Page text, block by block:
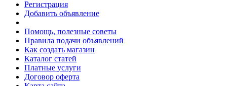
Регистрация
Добавить объявление
Помощь, полезные советы
Правила подачи объявлений
Как создать магазин
Каталог статей
Платные услуги
Договор оферта